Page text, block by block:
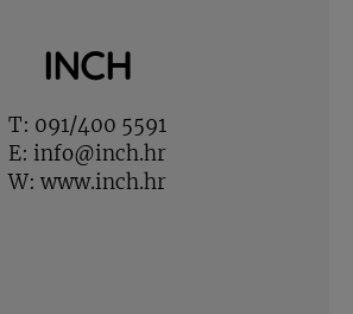
INCH
T: 091/400 5591
E: info@inch.hr
W: www.inch.hr